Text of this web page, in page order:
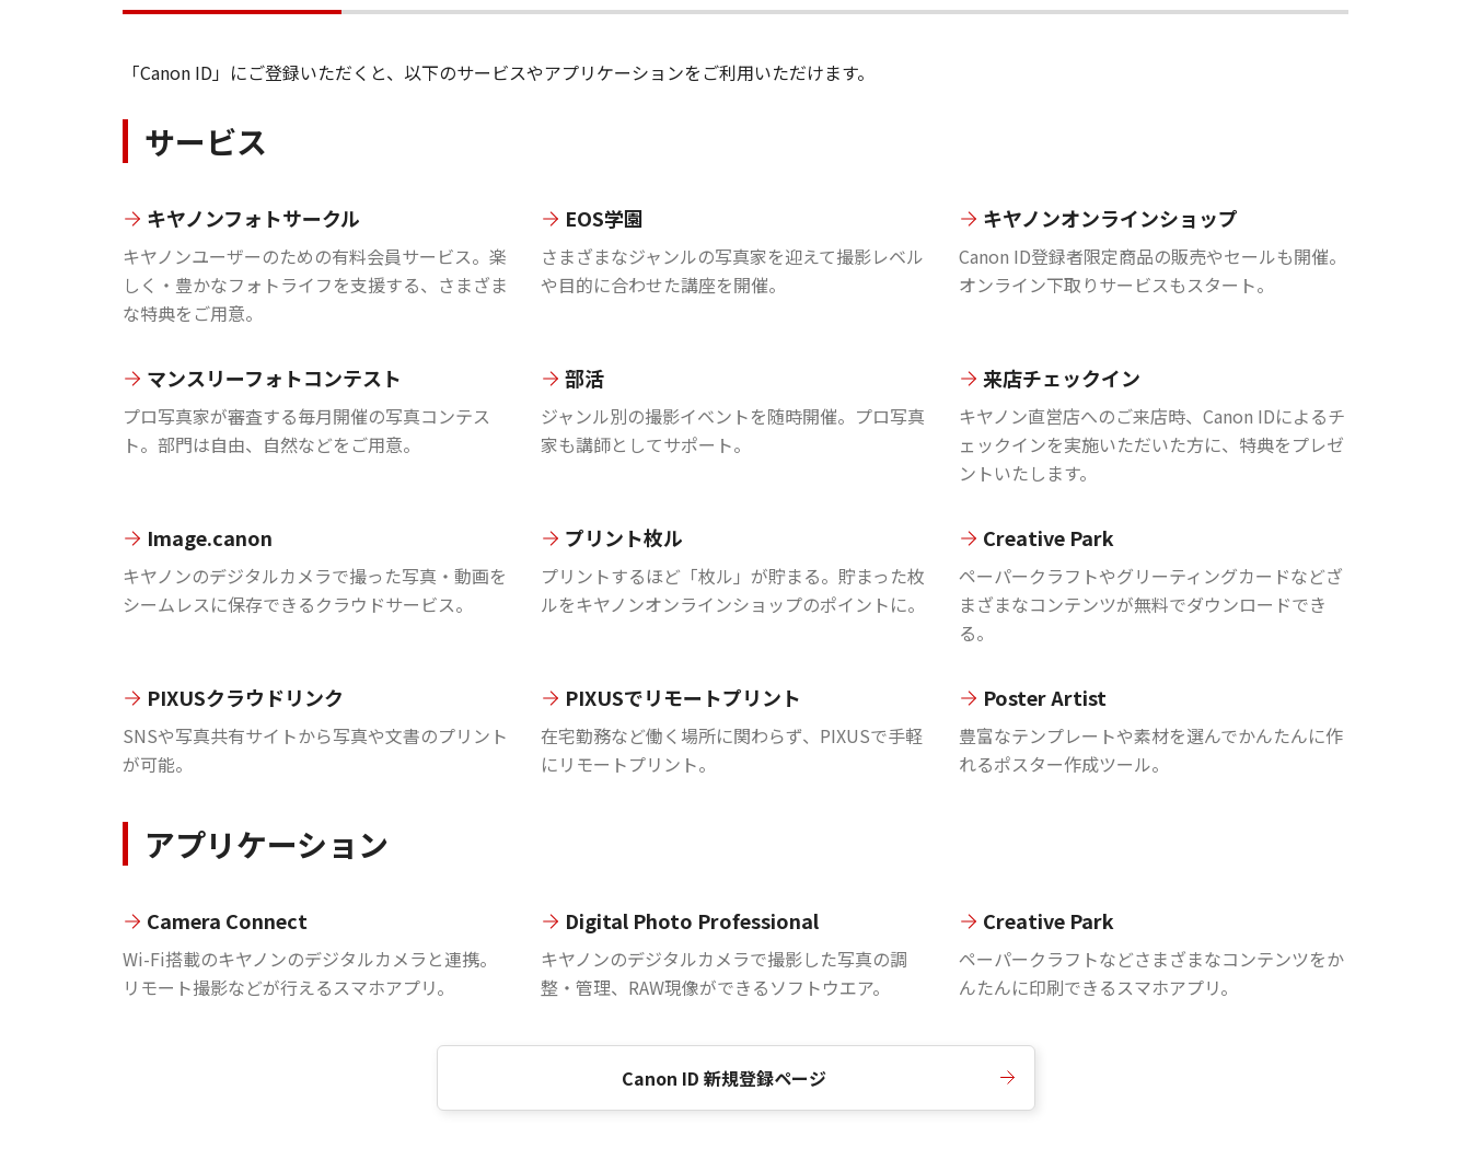
「Canon ID」にご登録いただくと、以下のサービスやアプリケーションをご利用いただけます。
サービス
キヤノンフォトサークル
キヤノンユーザーのための有料会員サービス。楽
しく・豊かなフォトライフを支援する、さまざま
な特典をご用意。
EOS学園
さまざまなジャンルの写真家を迎えて撮影レベル
や目的に合わせた講座を開催。
キヤノンオンラインショップ
Canon ID登録者限定商品の販売やセールも開催。
オンライン下取りサービスもスタート。
マンスリーフォトコンテスト
プロ写真家が審査する毎月開催の写真コンテス
ト。部門は自由、自然などをご用意。
部活
ジャンル別の撮影イベントを随時開催。プロ写真
家も講師としてサポート。
来店チェックイン
キヤノン直営店へのご来店時、Canon IDによるチ
ェックインを実施いただいた方に、特典をプレゼ
ントいたします。
Image.canon
キヤノンのデジタルカメラで撮った写真・動画を
シームレスに保存できるクラウドサービス。
プリント枚ル
プリントするほど「枚ル」が貯まる。貯まった枚
ルをキヤノンオンラインショップのポイントに。
Creative Park
ペーパークラフトやグリーティングカードなどざ
まざまなコンテンツが無料でダウンロードでき
る。
PIXUSクラウドリンク
SNSや写真共有サイトから写真や文書のプリント
が可能。
PIXUSでリモートプリント
在宅勤務など働く場所に関わらず、PIXUSで手軽
にリモートプリント。
Poster Artist
豊富なテンプレートや素材を選んでかんたんに作
れるポスター作成ツール。
アプリケーション
Camera Connect
Wi-Fi搭載のキヤノンのデジタルカメラと連携。
リモート撮影などが行えるスマホアプリ。
Digital Photo Professional
キヤノンのデジタルカメラで撮影した写真の調
整・管理、RAW現像ができるソフトウエア。
Creative Park
ペーパークラフトなどさまざまなコンテンツをか
んたんに印刷できるスマホアプリ。
Canon ID 新規登録ページ